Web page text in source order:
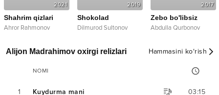
2021
Shahrim qizlari
Ahror Rahmonov
2019
Shokolad
Dilmurod Sultonov
2017
Zebo bo'libsiz
Abdulla Qurbonov
Alijon Madrahimov oxirgi relizlari Hammasini ko‘rish
NOMI
1 Kuydurma mani 03:15